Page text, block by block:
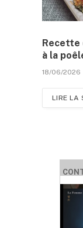
Recette
à la
18/06/2026
LIRE LA